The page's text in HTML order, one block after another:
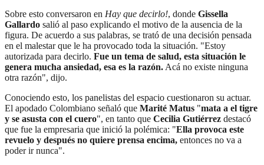
Sobre esto conversaron en Hay que decirlo!, donde Gissella
Gallardo salió al paso explicando el motivo de la ausencia de la
figura. De acuerdo a sus palabras, se trató de una decisión pensada
en el malestar que le ha provocado toda la situación. "Estoy
autorizada para decirlo. Fue un tema de salud, esta situación le
genera mucha ansiedad, esa es la razón. Acá no existe ninguna
otra razón", dijo.
Conociendo esto, los panelistas del espacio cuestionaron su actuar.
El apodado Colombiano señaló que Marité Matus "mata a el tigre
y se asusta con el cuero", en tanto que Cecilia Gutiérrez destacó
que fue la empresaria que inició la polémica: "Ella provoca este
revuelo y después no quiere prensa encima, entonces no va a
poder ir nunca".